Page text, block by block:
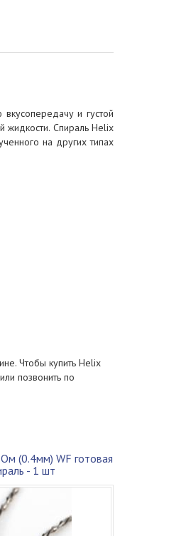
и густой
жидкости. Спираль Helix
на других типах
Чтобы купить Helix
позвонить по
(0.4мм) WF готовая
- 1 шт